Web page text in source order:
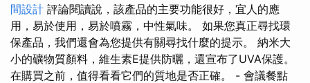
間設計 評論閱讀說，該產品的主要功能很好，宜人的應
用，易於使用，易於噴霧，中性氣味。 如果您真正尋找環
保產品，我們還會為您提供有關尋找什麼的提示。 納米大
小的礦物質顏料，維生素E提供防曬，還宣布了UVA保護。
在購買之前，值得看看它們的質地是否正確。 - 會議餐點